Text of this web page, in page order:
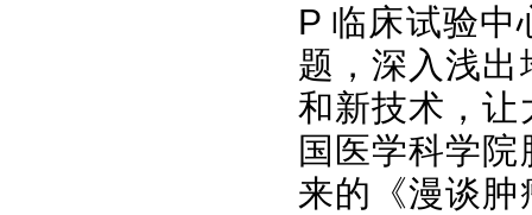
P 临床试验中
题，深入浅
和新技术，让
国医学科学
来的《漫谈